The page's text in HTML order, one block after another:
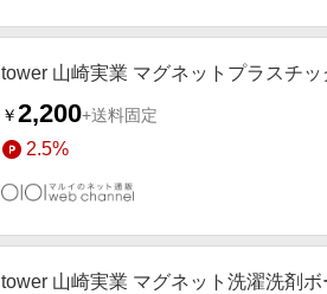
tower 山崎実業 マグネットプラスチ
￥2,200+送料固定
2.5%
tower 山崎実業 マグネット洗濯洗剤